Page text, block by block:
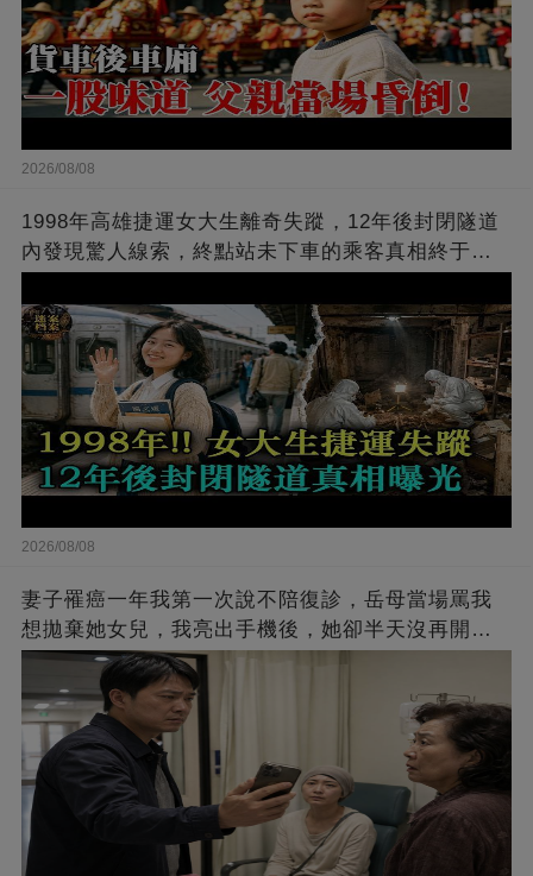
2026/08/08
1998年高雄捷運女大生離奇失蹤，12年後封閉隧道
內發現驚人線索，終點站未下車的乘客真相終于揭
2026/08/08
妻子罹癌一年我第一次說不陪復診，岳母當場罵我
想拋棄她女兒，我亮出手機後，她卻半天沒再開
口！